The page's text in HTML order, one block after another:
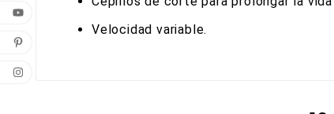
Velocidad variable.